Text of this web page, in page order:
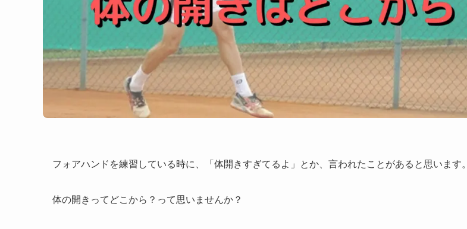
フォアハンドを練習している時に、「体開きすぎてるよ」とか、言われたことがあると思います。
体の開きってどこから？って思いませんか？